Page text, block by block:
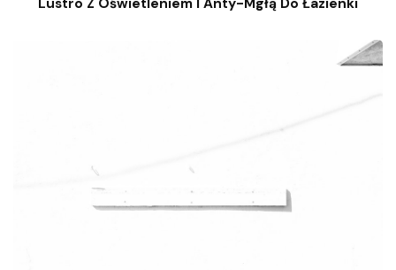
Lustro Z Oświetleniem I Anty-Mgłą Do Łazienki